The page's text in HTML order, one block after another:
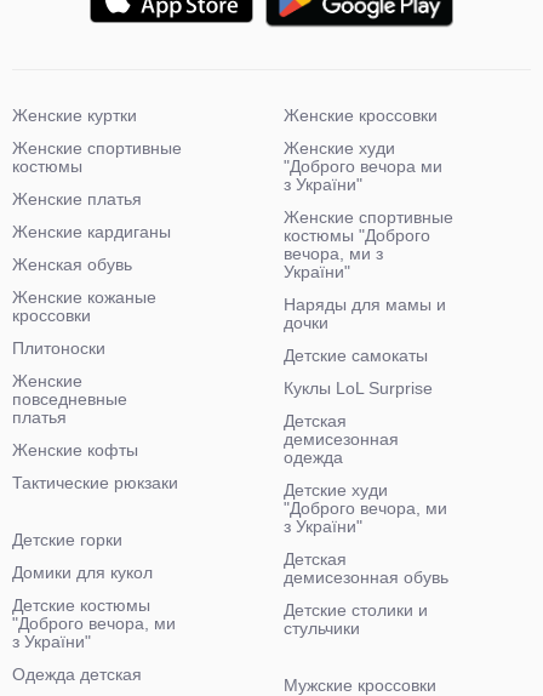
Женские куртки
Женские спортивные
костюмы
Женские платья
Женские кардиганы
Женская обувь
Женские кожаные
кроссовки
Плитоноски
Женские
повседневные
платья
Женские кофты
Тактические рюкзаки
Женские кроссовки
Женские худи
"Доброго вечора ми
з України"
Женские спортивные
костюмы "Доброго
вечора, ми з
України"
Наряды для мамы и
дочки
Детские самокаты
Куклы LoL Surprise
Детская
демисезонная
одежда
Детские худи
"Доброго вечора, ми
з України"
Детская
демисезонная обувь
Детские столики и
стульчики
Детские горки
Домики для кукол
Детские костюмы
"Доброго вечора, ми
з України"
Одежда детская
Мужские кроссовки